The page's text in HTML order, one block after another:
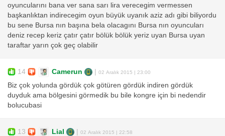
oyuncularını bana ver sana sarı lira verecegim vermessen
başkanlıktan indirecegim oyun büyük uyanık aziz adı gibi biliyordu
bu sene Bursa nın başına bela olacagını Bursa nın oyuncuları
deniz recep keriz çatır çatır bölük bölük yeriz uyan Bursa uyan
taraftar yarın çok geç olabilir
14 Camerun 02 Aralık 2015 | 23:00
Biz çok yolunda gördük çok götüren gördük indiren gördük
duyduk ama bölgesini görmedik bu bile kongre için bi nedendir
bolucubasi
13 Lial 02 Aralık 2015 | 22:58